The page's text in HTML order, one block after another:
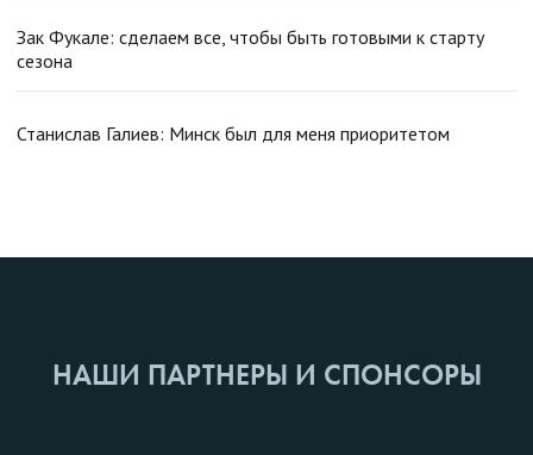
Зак Фукале: сделаем все, чтобы быть готовыми к старту
сезона
Станислав Галиев: Минск был для меня приоритетом
НАШИ ПАРТНЕРЫ И СПОНСОРЫ